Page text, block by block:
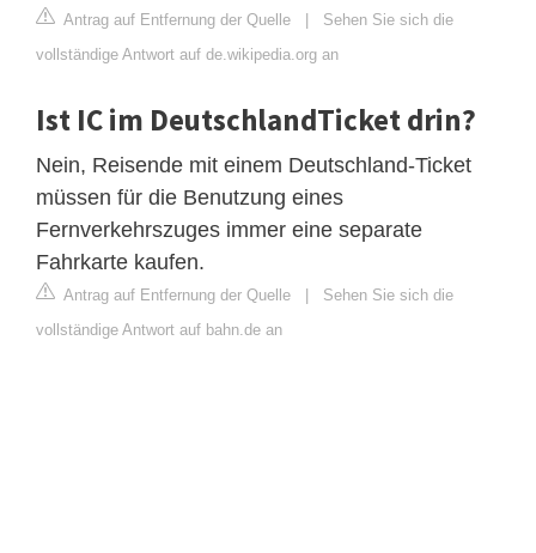
Antrag auf Entfernung der Quelle | Sehen Sie sich die
vollständige Antwort auf de.wikipedia.org an
Ist IC im DeutschlandTicket drin?
Nein, Reisende mit einem Deutschland-Ticket
müssen für die Benutzung eines
Fernverkehrszuges immer eine separate
Fahrkarte kaufen.
Antrag auf Entfernung der Quelle | Sehen Sie sich die
vollständige Antwort auf bahn.de an